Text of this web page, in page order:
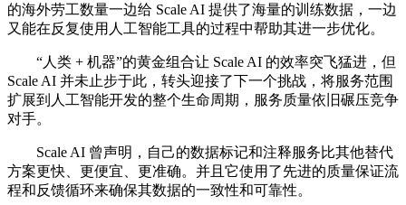
的海外劳工数量一边给 Scale AI 提供了海量的训练数据，一边
又能在反复使用人工智能工具的过程中帮助其进一步优化。
“人类 + 机器”的黄金组合让 Scale AI 的效率突飞猛进，但
Scale AI 并未止步于此，转头迎接了下一个挑战，将服务范围
扩展到人工智能开发的整个生命周期，服务质量依旧碾压竞争
对手。
Scale AI 曾声明，自己的数据标记和注释服务比其他替代
方案更快、更便宜、更准确。并且它使用了先进的质量保证流
程和反馈循环来确保其数据的一致性和可靠性。